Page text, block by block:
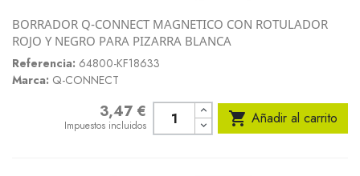
BORRADOR Q-CONNECT MAGNETICO CON ROTULADOR
ROJO Y NEGRO PARA PIZARRA BLANCA
Referencia: 64800-KF18633
Marca: Q-CONNECT
3,47 €
Impuestos incluidos  Añadir al carrito